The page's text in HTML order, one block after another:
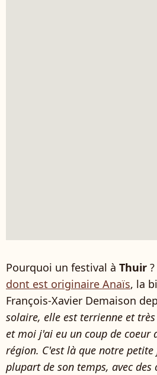
Pourquoi un festival à Thuir
dont est originaire Anaïs, la
François-Xavier Demaison
solaire, elle est terrienne et
et moi j'ai eu un coup de coeur
région. C'est là que notre
plupart de son temps, avec des